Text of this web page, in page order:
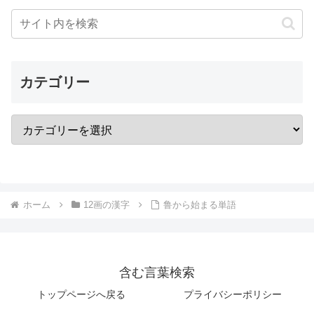
カテゴリー
ホーム 12画の漢字 鲁から始まる単語
含む言葉検索
トップページへ戻る プライバシーポリシー